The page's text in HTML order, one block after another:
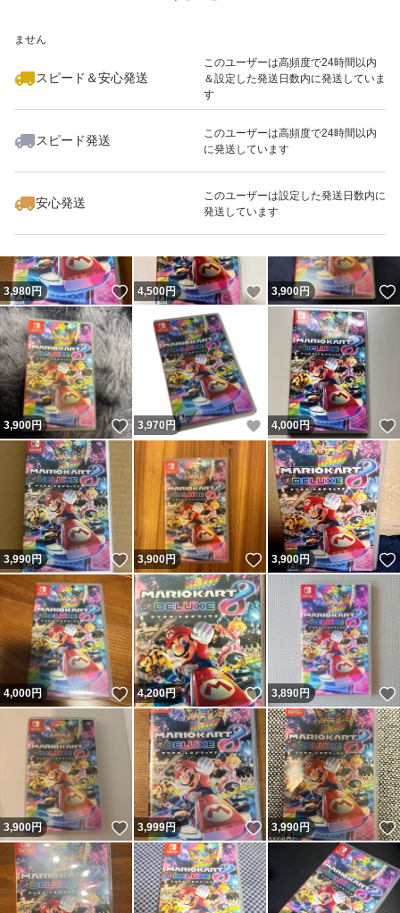
ません
スピード＆安心発送
このユーザーは高頻度で24時間以内
＆設定した発送日数内に発送していま
す
スピード発送
このユーザーは高頻度で24時間以内
に発送しています
安心発送
このユーザーは設定した発送日数内に
発送しています
いいね！
3,888
3,980円 いいね！
4,500円 いいね！
3,900円
3,900円 いいね！
3,970 円 いいね！
4,000円
3,990円 いいね！
3,900円 いいね！
3,900円
4,000円 いいね！
4,200円 いいね！
3,890円
3,900円 いいね！
3,999円 いいね！
3,990円